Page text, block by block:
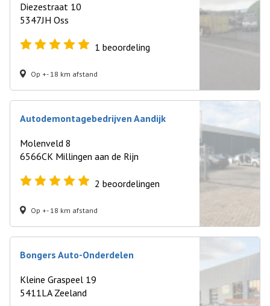
Diezestraat 10
5347JH Oss
1 beoordeling
Op +- 18 km afstand
Autodemontagebedrijven Aandijk
Molenveld 8
6566CK Millingen aan de Rijn
2 beoordelingen
Op +- 18 km afstand
Bongers Auto-Onderdelen
Kleine Graspeel 19
5411LA Zeeland